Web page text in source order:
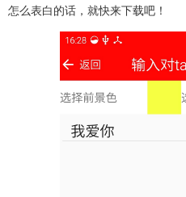
怎么表白的话，就快来下载吧！